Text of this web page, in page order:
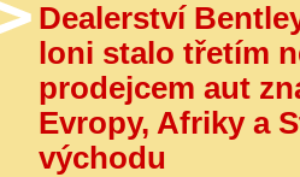
Dealerství
loni stalo třetím
prodejcem aut
Evropy, Afriky a
východu